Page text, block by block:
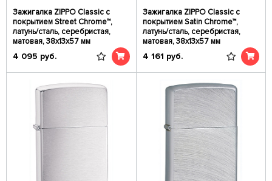
Зажигалка ZIPPO Classic с
покрытием Street Chrome™,
латунь/сталь, серебристая,
матовая, 38x13x57 мм
4 095 руб.
Зажигалка ZIPPO Classic с
покрытием Satin Chrome™,
латунь/сталь, серебристая,
матовая, 38x13x57 мм
4 161 руб.